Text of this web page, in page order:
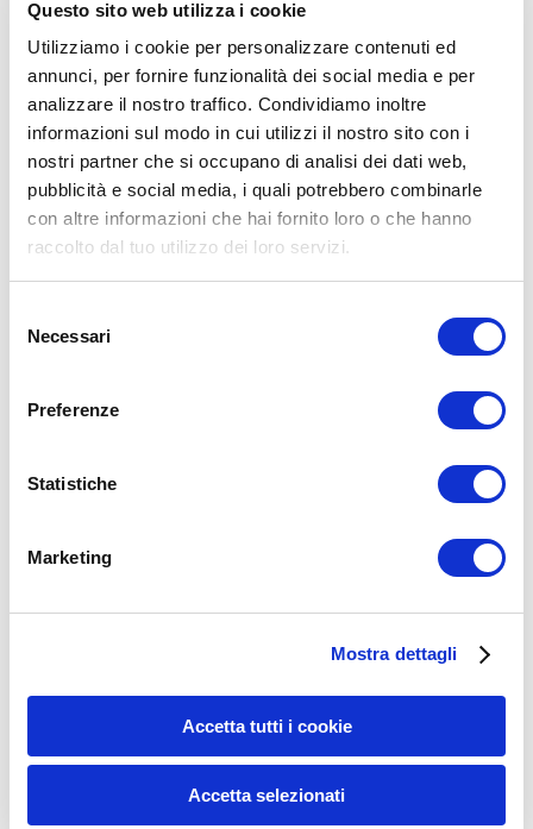
Questo sito web utilizza i cookie
Utilizziamo i cookie per personalizzare contenuti ed
annunci, per fornire funzionalità dei social media e per
analizzare il nostro traffico. Condividiamo inoltre
informazioni sul modo in cui utilizzi il nostro sito con i
nostri partner che si occupano di analisi dei dati web,
pubblicità e social media, i quali potrebbero combinarle
con altre informazioni che hai fornito loro o che hanno
raccolto dal tuo utilizzo dei loro servizi.
delNecessari
Preferenze
Statistiche
Marketing
Mostra dettagli
Accetta tutti i cookie
Accetta selezionati
ALLENATI CON ME!
LEGGI I MIEI ARTICOLI
35workout
Allenamento(1.800)
Allenamento Braccia(9)
Allenamento con il TRX(36)
Allenamento funzionale(6)